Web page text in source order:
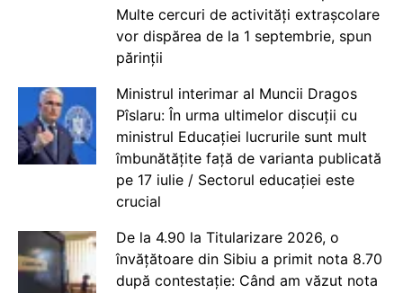
Multe cercuri de activități extrașcolare
vor dispărea de la 1 septembrie, spun
părinții
Ministrul interimar al Muncii Dragos
Pîslaru: În urma ultimelor discuții cu
ministrul Educației lucrurile sunt mult
îmbunătățite față de varianta publicată
pe 17 iulie / Sectorul educației este
crucial
De la 4.90 la Titularizare 2026, o
învățătoare din Sibiu a primit nota 8.70
după contestație: Când am văzut nota